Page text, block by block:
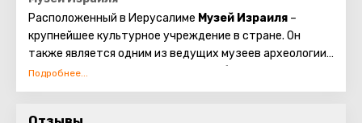
Расположенный в Иерусалиме Музей Израиля –
крупнейшее культурное учреждение в стране. Он
также является одним из ведущих музеев археологии
и искусства в мире. Основан музей был в 1965 году. С
тех пор здесь удалось собрать огромную коллекцию